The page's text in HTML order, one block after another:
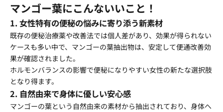
マンゴー葉にこんないいこと！
1. 女性特有の便秘の悩みに寄り添う新素材
既存の便秘治療薬や改善法では個人差があり、効果が得られない
ケースも多い中で、マンゴーの葉抽出物は、安定して便通改善効
果が確認されました。
ホルモンバランスの影響で便秘になりやすい女性の新たな選択肢
となり得ます。
2. 自然由来で身体に優しい安心感
マンゴーの葉という自然由来の素材から抽出されており、身体へ